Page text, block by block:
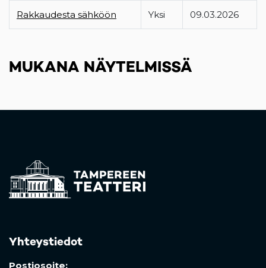
Rakkaudesta sähköön Yksi 09.03.2026
MUKANA NÄYTELMISSÄ
Yhteystiedot
Postiosoite: